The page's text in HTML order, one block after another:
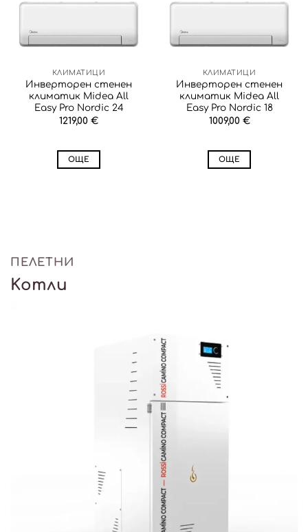
КЛИМАТИЦИ
Инверторен стенен
климатик Midea All
Easy Pro Nordic 24
1219,00 €
ОЩЕ
КЛИМАТИЦИ
Инверторен стенен
климатик Midea All
Easy Pro Nordic 18
1009,00 €
ОЩЕ
ПЕЛЕТНИ
Kотли